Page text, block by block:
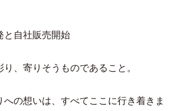
自社販売開始
、寄りそうものであること。
の想いは、すべてここに行き着きま